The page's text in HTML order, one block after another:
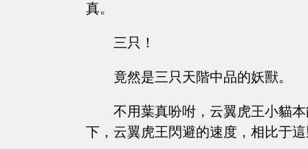
真。
三只！
竟然是三只天階中品的妖獸。
不用葉真吩咐，云翼虎王小貓
下，云翼虎王閃避的速度，相比于